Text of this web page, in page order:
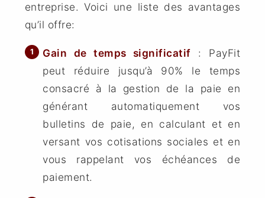
entreprise. Voici une liste des avantages
qu’il offre:
Gain de temps significatif : PayFit
peut réduire jusqu’à 90% le temps
consacré à la gestion de la paie en
générant automatiquement vos
bulletins de paie, en calculant et en
versant vos cotisations sociales et en
vous rappelant vos échéances de
paiement.